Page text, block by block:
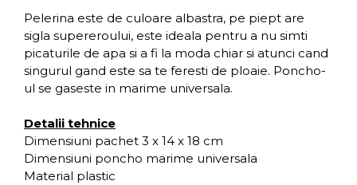
Pelerina este de culoare albastra, pe piept are
sigla supereroului, este ideala pentru a nu simti
picaturile de apa si a fi la moda chiar si atunci cand
singurul gand este sa te feresti de ploaie. Poncho-
ul se gaseste in marime universala.
Detalii tehnice
Dimensiuni pachet 3 x 14 x 18 cm
Dimensiuni poncho marime universala
Material plastic